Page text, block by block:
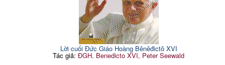
Lời cuối Đức Giáo Hoàng Bênêđictô XVI
Tác giả:ĐGH. Benedicto XVI, Peter Seewald